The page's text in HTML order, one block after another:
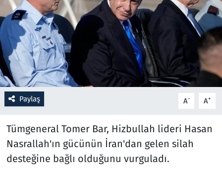
Paylaş A- A+
Tümgeneral Tomer Bar, Hizbullah lideri Hasan
Nasrallah'ın gücünün İran'dan gelen silah
desteğine bağlı olduğunu vurguladı.
Resmi İlanlar
Rüya Tabirleri
Sağlık
Savunma Sanayi
Spor
Teknoloji ve Bilim